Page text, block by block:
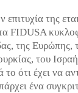
της
FIDUSA
της Ευρώπης,
του
το ότι έχει να
ένα